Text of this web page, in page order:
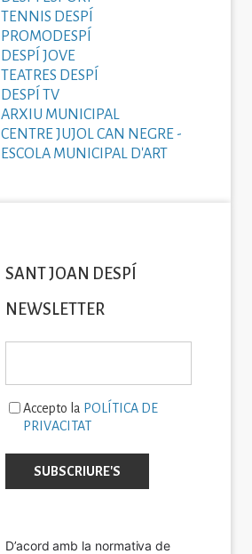
TENNIS DESPÍ
PROMODESPÍ
DESPÍ JOVE
TEATRES DESPÍ
DESPÍ TV
ARXIU MUNICIPAL
CENTRE JUJOL CAN NEGRE -
ESCOLA MUNICIPAL D'ART
SANT JOAN DESPÍ
NEWSLETTER
Accepto la POLÍTICA DE
PRIVACITAT
D’acord amb la normativa de